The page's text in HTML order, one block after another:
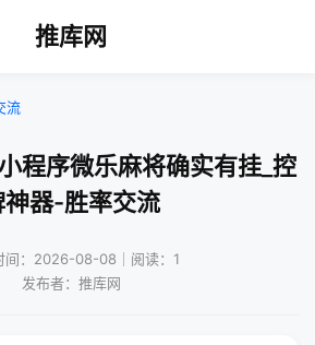
推库网
流
程序微乐麻将确实有挂_控
神器-胜率交流
间：2026-08-08｜阅读：1
发布者：推库网